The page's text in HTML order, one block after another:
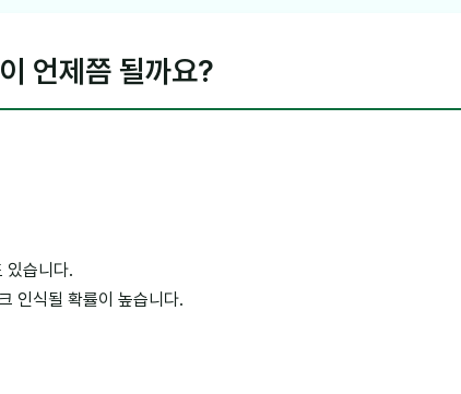
언제쯤 될까요?
있습니다.
인식될 확률이 높습니다.